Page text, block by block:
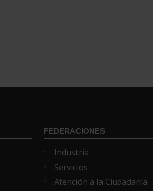
FEDERACIONES
Industria
Servicios
Atención a la Ciudadanía